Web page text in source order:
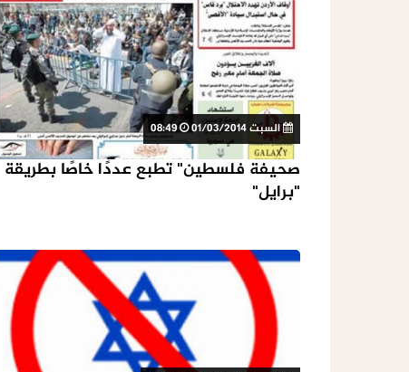
السبت 01/03/2014 08:49
صحيفة فلسطين" تطبع عددًا خاصًا بطريقة
"برايل"